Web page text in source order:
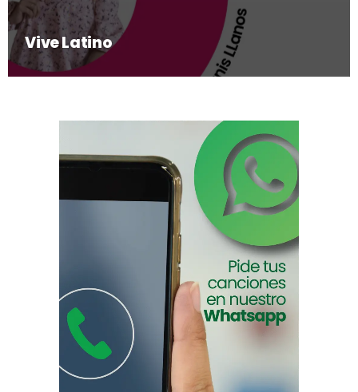
Vive Latino